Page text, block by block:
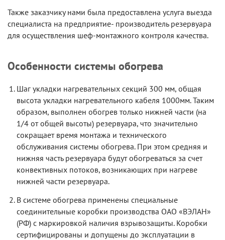
Также заказчику нами была предоставлена услуга выезда
специалиста на предприятие- производитель резервуара
для осуществления шеф-монтажного контроля качества.
Особенности системы обогрева
Шаг укладки нагревательных секций 300 мм, общая
высота укладки нагревательного кабеля 1000мм. Таким
образом, выполнен обогрев только нижней части (на
1/4 от общей высоты) резервуара, что значительно
сокращает время монтажа и технического
обслуживания системы обогрева. При этом средняя и
нижняя часть резервуара будут обогреваться за счет
конвективных потоков, возникающих при нагреве
нижней части резервуара.
В системе обогрева применены специальные
соединительные коробки производства ОАО «ВЭЛАН»
(РФ) с маркировкой наличия взрывозащиты. Коробки
сертифицированы и допущены до эксплуатации в